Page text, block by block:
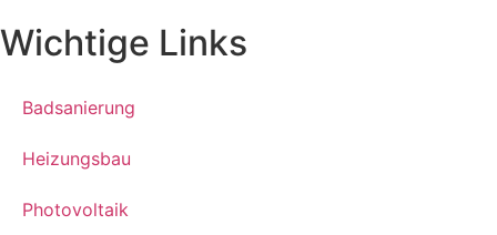
Wichtige Links
Badsanierung
Heizungsbau
Photovoltaik